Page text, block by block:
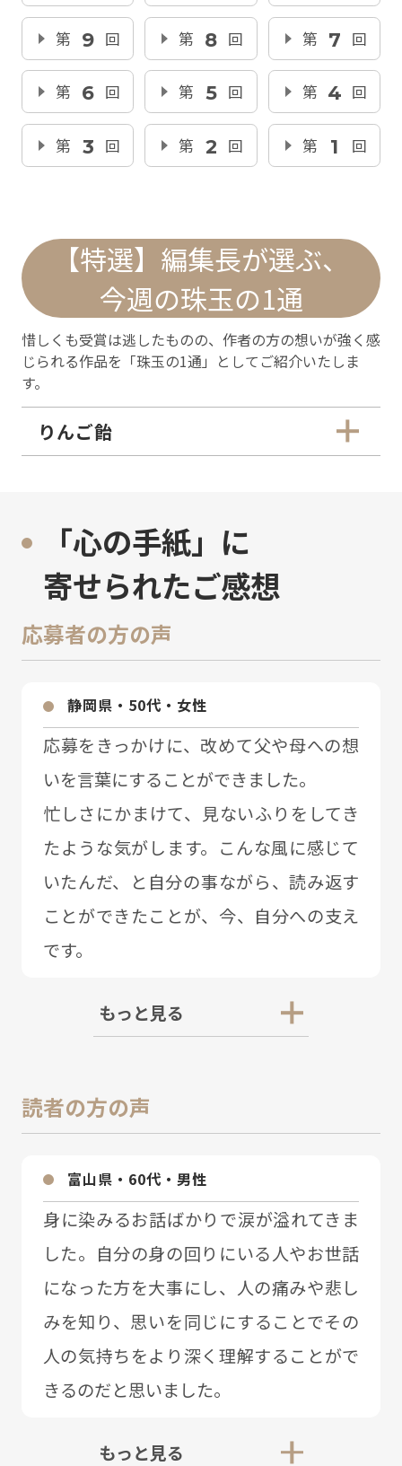
第 9 回 第 8 回 第 7 回
第 6 回 第 5 回 第 4 回
第 3 回 第 2 回 第 1 回
【特選】編集長が選ぶ、
今週の珠玉の1通
惜しくも受賞は逃したものの、作者の方の想いが強く感
じられる作品を「珠玉の1通」としてご紹介いたしま
す。
りんご飴
「心の手紙」に
寄せられたご感想
応募者の方の声
静岡県・50代・⼥性
応募をきっかけに、改めて⽗や⺟への想
いを⾔葉にすることができました。
忙しさにかまけて、⾒ないふりをしてき
たような気がします。こんな⾵に感じて
いたんだ、と⾃分の事ながら、読み返す
ことができたことが、今、⾃分への⽀え
です。
もっと見る
読者の方の声
富⼭県・60代・男性
⾝に染みるお話ばかりで涙が溢れてきま
した。⾃分の⾝の回りにいる⼈やお世話
になった⽅を⼤事にし、⼈の痛みや悲し
みを知り、思いを同じにすることでその
⼈の気持ちをより深く理解することがで
きるのだと思いました。
もっと見る